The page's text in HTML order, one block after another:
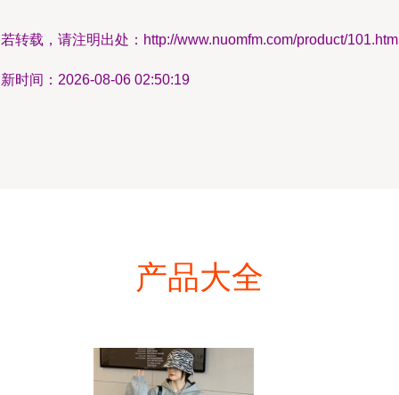
转载，请注明出处：http://www.nuomfm.com/product/
时间：2026-08-06 02:50:19
产品大全